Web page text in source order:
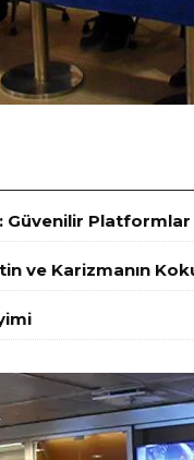
Güvenilir Platformlar
ve Karizmanın